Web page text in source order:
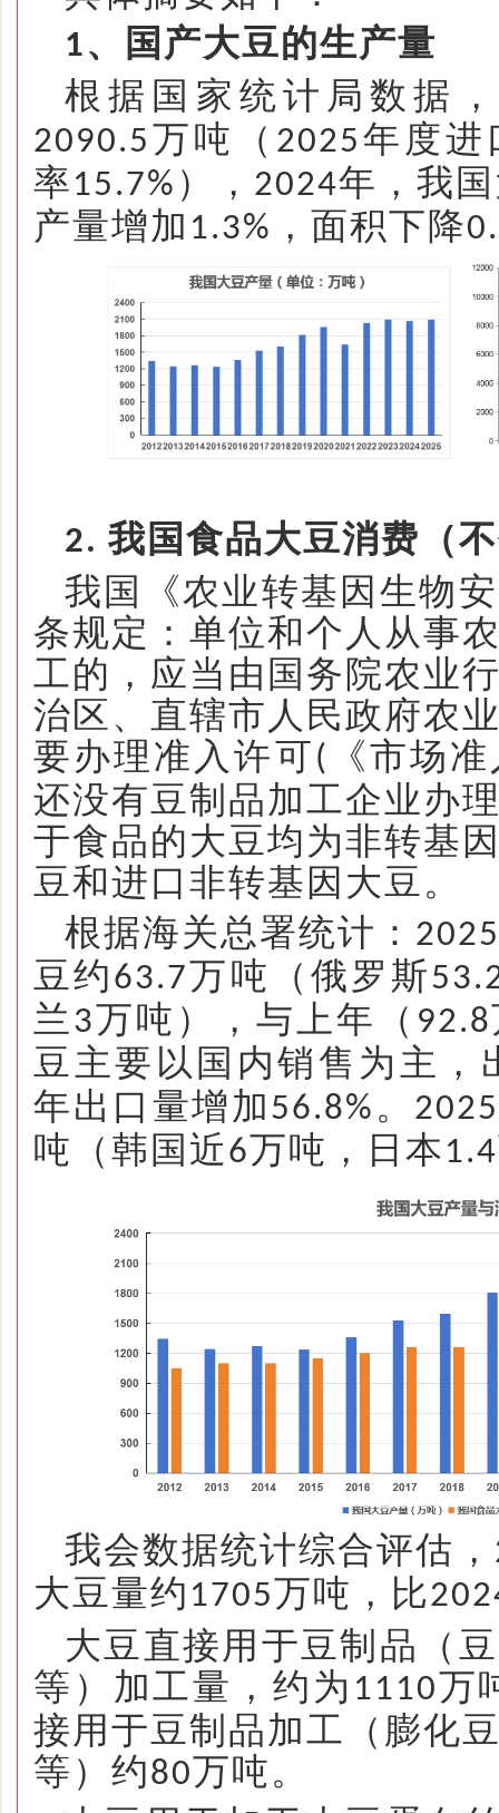
1、国产大豆的生产量
根据 国家统计局数据
2090.5万吨（ 2025年度进
率15.7% ）， 2024年，我
产量增加 1.3% ，面积下降
2. 我国食品大豆消费（
我国《农业转基因生物
条规定：单位和个人从事
工的，应当由国务院农业
治区、直辖市人民政府农
要办理准入许可(
《市场
还没有豆制品加工企业办
于食品的大豆均为非转基
豆和进口非转基因大豆。
根据海关总署统计：
豆约63.7万吨（俄罗斯
兰 3万吨），与上年（ 92.8
豆主要以国内销售为主，
年出口量增加56.8% 。 2025
吨（韩国近6万吨，日本1.4
我会数据统计综合评估，
大豆量约 1705万吨，比
大豆直接用于豆制品（
等）加工量，约为 1110万
接用于豆制品加工（膨化
等）约80万吨。